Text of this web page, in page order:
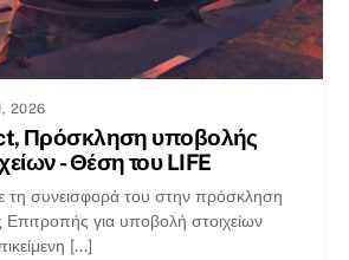
2026
Πρόσκληση υποβολής
- Θέση του LIFE
τη συνεισφορά του στην πρόσκληση
για υποβολή στοιχείων
[...]